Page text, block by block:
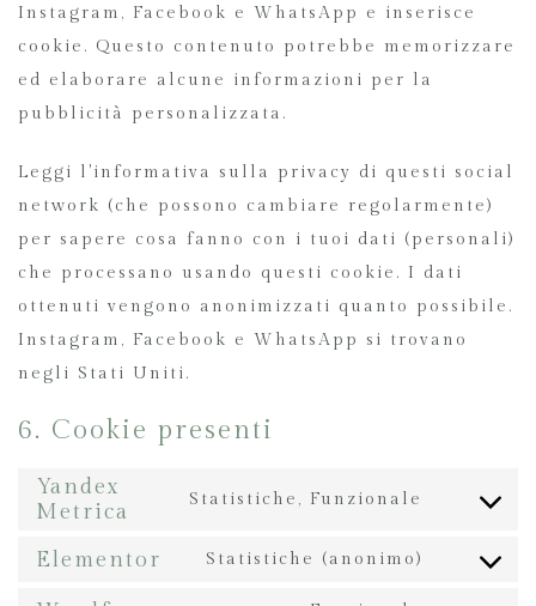
Instagram, Facebook e WhatsApp e inserisce
cookie. Questo contenuto potrebbe memorizzare
ed elaborare alcune informazioni per la
pubblicità personalizzata.
Leggi l'informativa sulla privacy di questi social
network (che possono cambiare regolarmente)
per sapere cosa fanno con i tuoi dati (personali)
che processano usando questi cookie. I dati
ottenuti vengono anonimizzati quanto possibile.
Instagram, Facebook e WhatsApp si trovano
negli Stati Uniti.
6. Cookie presenti
Yandex
Metrica
Statistiche, Funzionale
Elementor Statistiche (anonimo)